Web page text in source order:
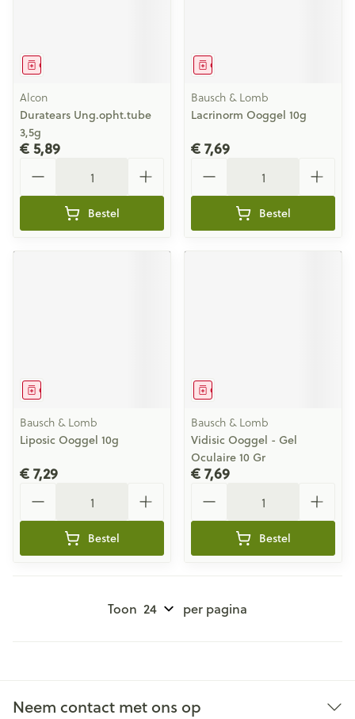
Geneesmiddel
Alcon
Duratears Ung.opht.tube
3,5g
€ 5,89
Bestel
Geneesmiddel
Bausch & Lomb
Lacrinorm Ooggel 10g
€ 7,69
Bestel
Geneesmiddel
Bausch & Lomb
Liposic Ooggel 10g
€ 7,29
Bestel
Geneesmiddel
Bausch & Lomb
Vidisic Ooggel - Gel
Oculaire 10 Gr
€ 7,69
Bestel
Toon per pagina
Neem contact met ons op